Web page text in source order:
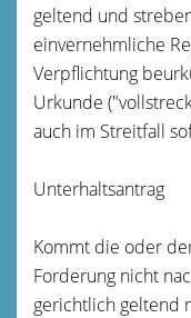
geltend und
einvernehmliche
Verpflichtung
Urkunde
auch im Streitfall
Unterhaltsantrag
Kommt die oder
Forderung nicht
gerichtlich geltend